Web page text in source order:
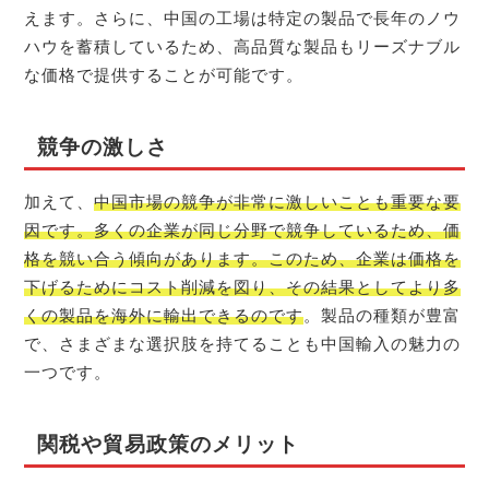
えます。さらに、中国の工場は特定の製品で長年のノウ
ハウを蓄積しているため、高品質な製品もリーズナブル
な価格で提供することが可能です。
競争の激しさ
加えて、中国市場の競争が非常に激しいことも重要な要
因です。多くの企業が同じ分野で競争しているため、価
格を競い合う傾向があります。このため、企業は価格を
下げるためにコスト削減を図り、その結果としてより多
くの製品を海外に輸出できるのです。製品の種類が豊富
で、さまざまな選択肢を持てることも中国輸入の魅力の
一つです。
関税や貿易政策のメリット